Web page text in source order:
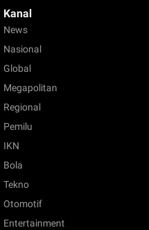
Kanal
News
Nasional
Global
Megapolitan
Regional
Pemilu
IKN
Bola
Tekno
Otomotif
Entertainment